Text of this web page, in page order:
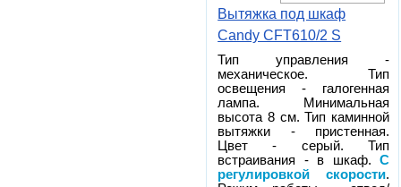
Вытяжка под шкаф
Candy CFT610/2 S
Тип управления -
механическое. Тип
освещения - галогенная
лампа. Минимальная
высота 8 см. Тип каминной
вытяжки - пристенная.
Цвет - серый. Тип
встраивания - в шкаф.С
регулировкой скорости.